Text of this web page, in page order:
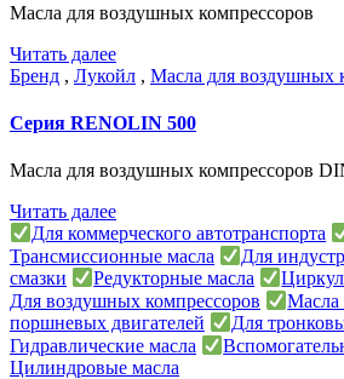
Масла для воздушных компрессоров
Читать далее
Бренд , Лукойл , Масла для воздушных
Серия RENOLIN 500
Масла для воздушных компрессоров
Читать далее
Для коммерческого автотранспорта
Трансмиссионные масла
Для
смазки
Редукторные масла
Для воздушных компрессоров
Масла
поршневых двигателей
Для
Гидравлические масла
Цилиндровые масла